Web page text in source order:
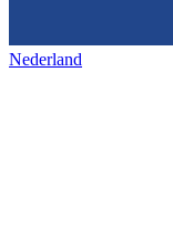
Nederland